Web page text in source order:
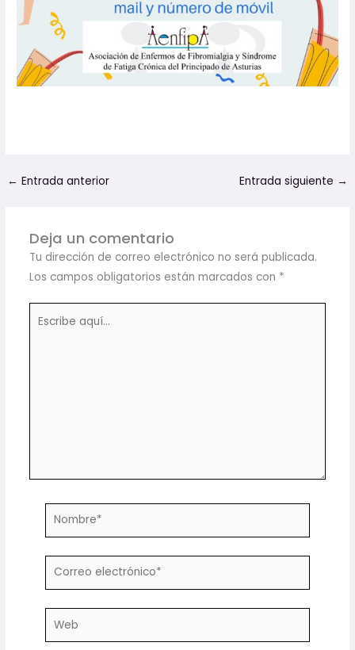
← Entrada anterior Entrada siguiente →
Deja un comentario
Tu dirección de correo electrónico no será publicada.
Los campos obligatorios están marcados con *
Nombre*
Correo
Web